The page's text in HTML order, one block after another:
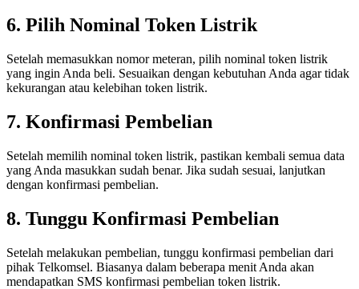
6. Pilih Nominal Token Listrik
Setelah memasukkan nomor meteran, pilih nominal token listrik
yang ingin Anda beli. Sesuaikan dengan kebutuhan Anda agar tidak
kekurangan atau kelebihan token listrik.
7. Konfirmasi Pembelian
Setelah memilih nominal token listrik, pastikan kembali semua data
yang Anda masukkan sudah benar. Jika sudah sesuai, lanjutkan
dengan konfirmasi pembelian.
8. Tunggu Konfirmasi Pembelian
Setelah melakukan pembelian, tunggu konfirmasi pembelian dari
pihak Telkomsel. Biasanya dalam beberapa menit Anda akan
mendapatkan SMS konfirmasi pembelian token listrik.